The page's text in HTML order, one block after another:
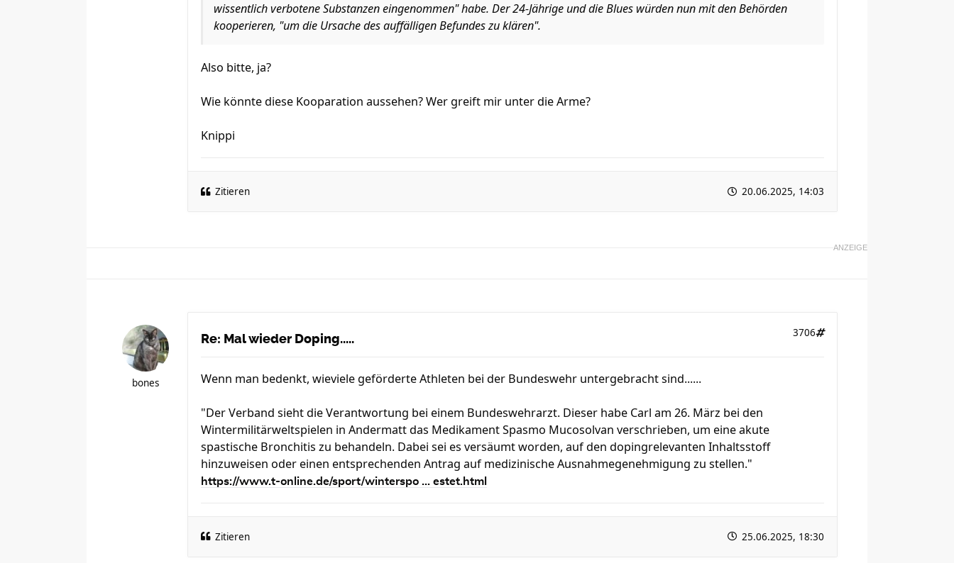
wissentlich verbotene Substanzen eingenommen" habe. Der 24-Jährige und die Blues würden nun mit den Behörden
kooperieren, "um die Ursache des auffälligen Befundes zu klären".
Also bitte, ja?
Wie könnte diese Kooparation aussehen? Wer greift mir unter die Arme?
Knippi
Zitieren 20.06.2025, 14:03
ANZEIGE
bones
Re: Mal wieder Doping..... 3706
Wenn man bedenkt, wieviele geförderte Athleten bei der Bundeswehr untergebracht sind......
"Der Verband sieht die Verantwortung bei einem Bundeswehrarzt. Dieser habe Carl am 26. März bei den
Wintermilitärweltspielen in Andermatt das Medikament Spasmo Mucosolvan verschrieben, um eine akute
spastische Bronchitis zu behandeln. Dabei sei es versäumt worden, auf den dopingrelevanten Inhaltsstoff
hinzuweisen oder einen entsprechenden Antrag auf medizinische Ausnahmegenehmigung zu stellen."
https://www.t-online.de/sport/winterspo ... estet.html
Zitieren 25.06.2025, 18:30